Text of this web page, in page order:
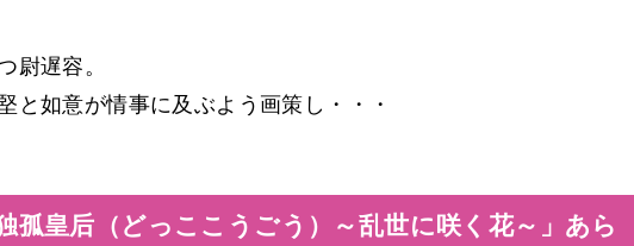
尉遅容。
と如意が情事に及ぶよう画策し・・・
孤皇后（どっここうごう）～乱世に咲く花～」あら